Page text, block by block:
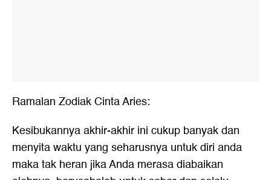
Ramalan Zodiak Cinta Aries:
Kesibukannya akhir-akhir ini cukup banyak dan
menyita waktu yang seharusnya untuk diri anda
maka tak heran jika Anda merasa diabaikan